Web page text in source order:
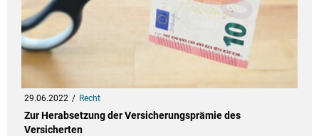
29.06.2022 Recht
Zur Herabsetzung der Versicherungsprämie des
Versicherten